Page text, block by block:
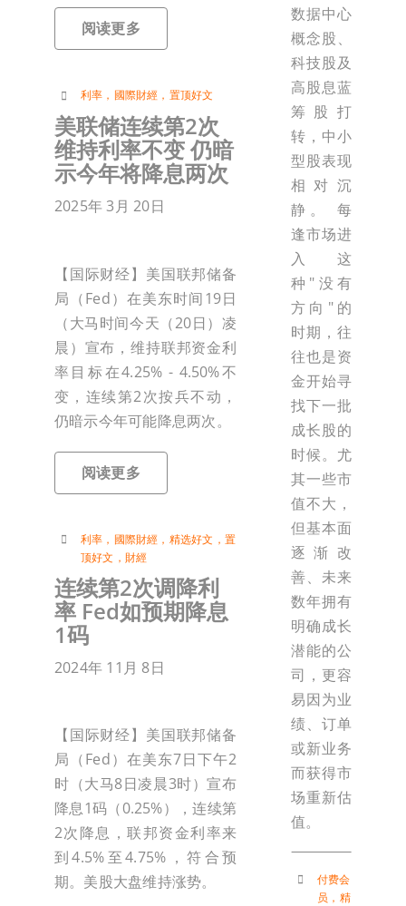
阅读更多
利率 ， 國際財經 ， 置顶好文
美联储连续第2次
维持利率不变 仍暗
示今年将降息两次
2025年 3月 20日
【国际财经】美国联邦储备
局（Fed）在美东时间19日
（大马时间今天（20日）凌
晨）宣布，维持联邦资金利
率目标在4.25% - 4.50%不
变，连续第2次按兵不动，
仍暗示今年可能降息两次。
阅读更多
利率 ， 國際財經 ， 精选好文 ， 置
顶好文 ， 財經
连续第2次调降利
率 Fed如预期降息
1码
2024年 11月 8日
【国际财经】美国联邦储备
局（Fed）在美东7日下午2
时（大马8日凌晨3时）宣布
降息1码（0.25%），连续第
2次降息，联邦资金利率来
到4.5%至4.75%，符合预
期。美股大盘维持涨势。
数据中心
概念股、
科技股及
高股息蓝
筹股打
转，中小
型股表现
相对沉
静。 每
逢市场进
入这
种"没有
方向"的
时期，往
往也是资
金开始寻
找下一批
成长股的
时候。尤
其一些市
值不大，
但基本面
逐渐改
善、未来
数年拥有
明确成长
潜能的公
司，更容
易因为业
绩、订单
或新业务
而获得市
场重新估
值。
付费会
员 ， 精